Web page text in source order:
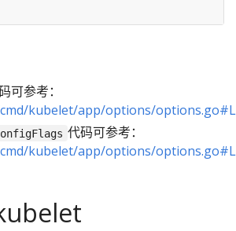
可参考：
kubelet/app/options/
代码可参考：
kubelet/app/options/